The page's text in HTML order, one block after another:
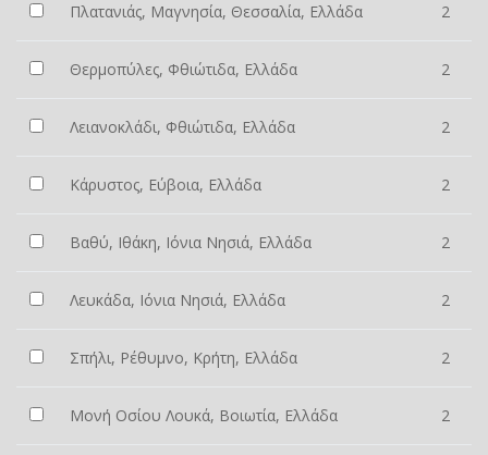
Πλατανιάς, Μαγνησία, Θεσσαλία, Ελλάδα 2
Θερμοπύλες, Φθιώτιδα, Ελλάδα 2
Λειανοκλάδι, Φθιώτιδα, Ελλάδα 2
Κάρυστος, Εύβοια, Ελλάδα 2
Βαθύ, Ιθάκη, Ιόνια Νησιά, Ελλάδα 2
Λευκάδα, Ιόνια Νησιά, Ελλάδα 2
Σπήλι, Ρέθυμνο, Κρήτη, Ελλάδα 2
Μονή Οσίου Λουκά, Βοιωτία, Ελλάδα 2